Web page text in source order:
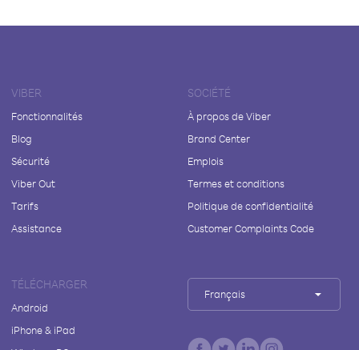
VIBER
Fonctionnalités
Blog
Sécurité
Viber Out
Tarifs
Assistance
SOCIÉTÉ
À propos de Viber
Brand Center
Emplois
Termes et conditions
Politique de confidentialité
Customer Complaints Code
TÉLÉCHARGER
Android
iPhone & iPad
Français